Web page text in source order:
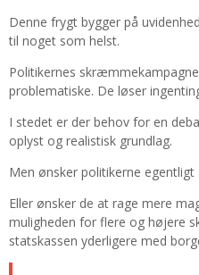
Denne frygt bygger på
til noget som helst.
Politikernes
problematiske. De løser
I stedet er der behov for en
oplyst og realistisk grundlag.
Men ønsker politikerne
Eller ønsker de at rage mere
muligheden for flere og højere
statskassen yderligere med